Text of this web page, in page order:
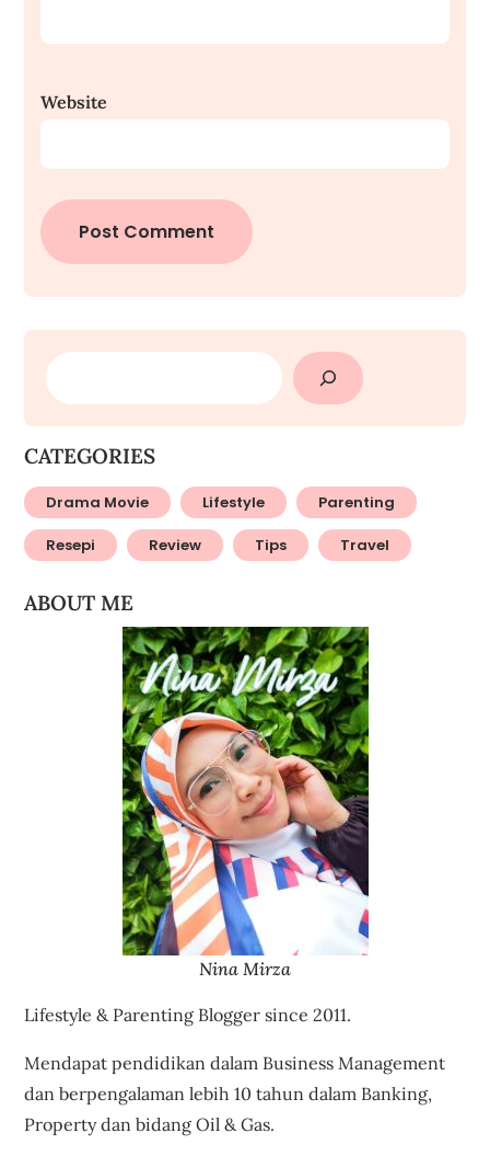
Website
SEARCH
CATEGORIES
Drama Movie Lifestyle Parenting
Resepi Review Tips Travel
ABOUT ME
Nina Mirza
Lifestyle & Parenting Blogger since 2011.
Mendapat pendidikan dalam Business Management
dan berpengalaman lebih 10 tahun dalam Banking,
Property dan bidang Oil & Gas.